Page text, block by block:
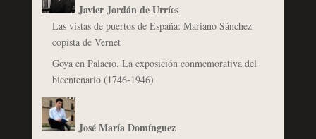
Javier Jordán de Urríes
Las vistas de puertos de España: Mariano Sánchez
copista de Vernet
Goya en Palacio. La exposición conmemorativa del
bicentenario (1746-1946)
José María Domínguez